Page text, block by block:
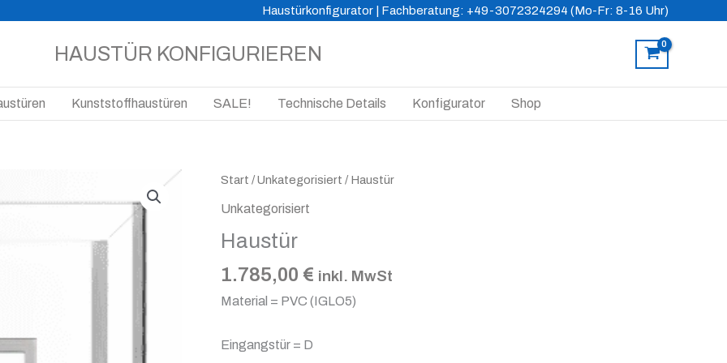
Haustürkonfigurator | Fachberatung: +49-3072324294 (Mo-Fr: 8-16 Uhr)
HAUSTÜR KONFIGURIEREN
Kunststoffhaustüren SALE! Technische Details Konfigurator Shop
Start /Unkategorisiert / Haustür
Unkategorisiert
Haustür
1.785,00 € inkl. MwSt
Material = PVC (IGLO5)
Eingangstür = D
Haustür